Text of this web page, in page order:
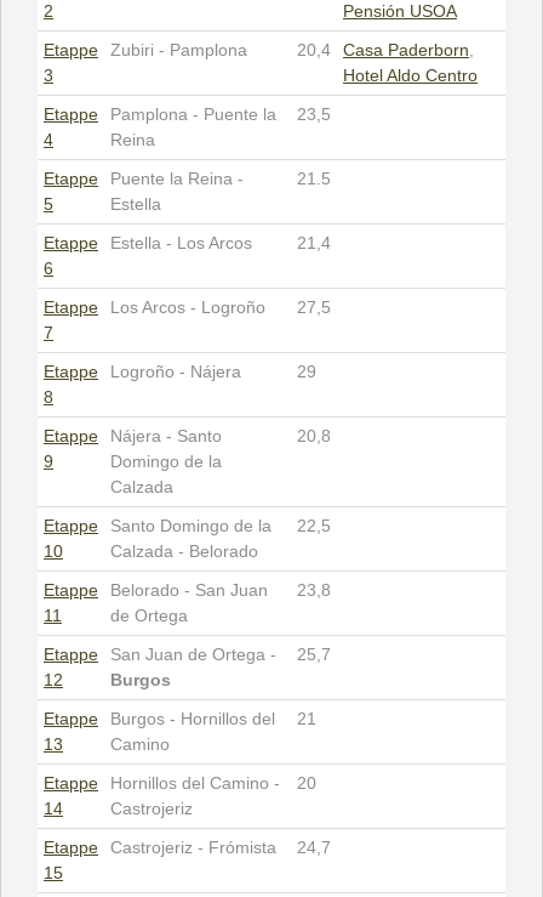
2
Pensión USOA
Etappe
3
Zubiri - Pamplona 20,4 Casa Paderborn
Hotel Aldo Centro
Etappe
4
Pamplona - Puente la
Reina
23,5
Etappe
5
Puente la Reina -
Estella
21.5
Etappe
6
Estella - Los Arcos 21,4
Etappe
7
Los Arcos - Logroño 27,5
Etappe
8
Logroño - Nájera 29
Etappe
9
Nájera - Santo
Domingo de la
Calzada
20,8
Etappe
10
Santo Domingo de la
Calzada - Belorado
22,5
Etappe
11
Belorado - San Juan
de Ortega
23,8
Etappe
12
San Juan de Ortega -
Burgos
25,7
Etappe
13
Burgos - Hornillos del
Camino
21
Etappe
14
Hornillos del Camino -
Castrojeriz
20
Etappe
15
Castrojeriz - Frómista 24,7